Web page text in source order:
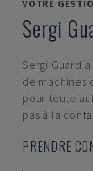
VOTRE
Sergi
Sergi Guardia
de machines
pour toute
pas à la
PRENDRE